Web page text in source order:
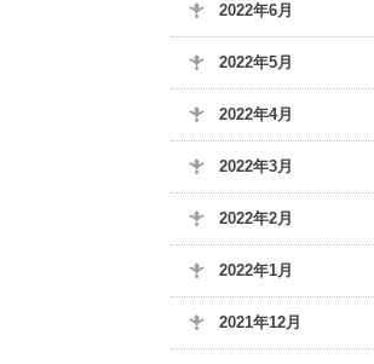
2022年6月
2022年5月
2022年4月
2022年3月
2022年2月
2022年1月
2021年12月